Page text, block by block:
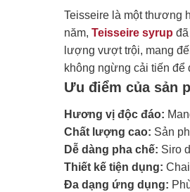
Teisseire là một thương
năm, Teisseire syrup
lượng vượt trội, mang
không ngừng cải tiến
Ưu điểm của sản
Hương vị độc đáo:
Chất lượng cao: Sản
Dễ dàng pha chế: Siro
Thiết kế tiện dụng:
Đa dạng ứng dụng: